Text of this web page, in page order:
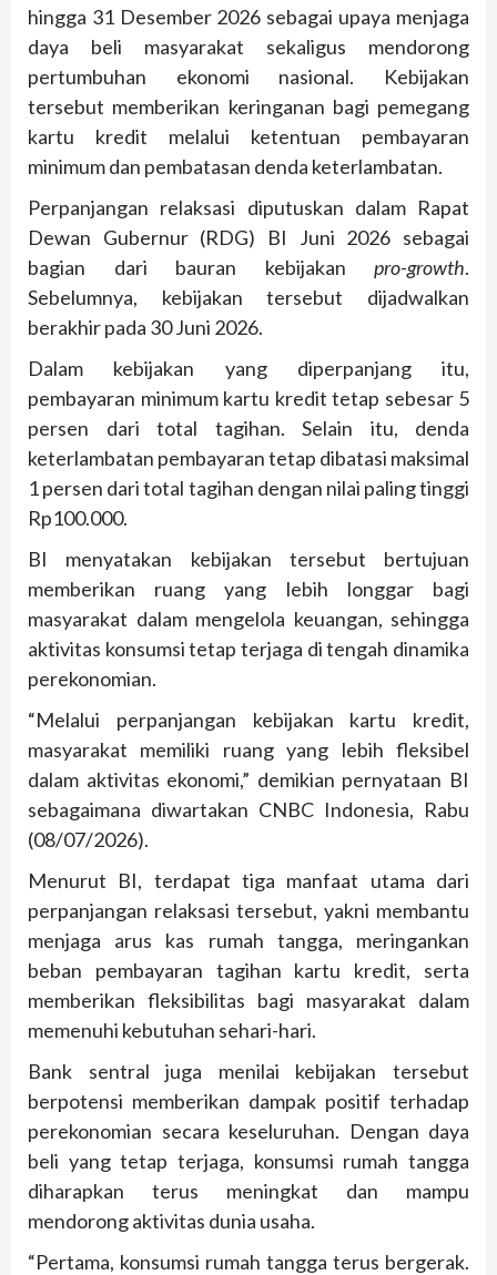
hingga 31 Desember 2026 sebagai upaya menjaga
daya beli masyarakat sekaligus mendorong
pertumbuhan ekonomi nasional. Kebijakan
tersebut memberikan keringanan bagi pemegang
kartu kredit melalui ketentuan pembayaran
minimum dan pembatasan denda keterlambatan.
Perpanjangan relaksasi diputuskan dalam Rapat
Dewan Gubernur (RDG) BI Juni 2026 sebagai
bagian dari bauran kebijakan pro-growth.
Sebelumnya, kebijakan tersebut dijadwalkan
berakhir pada 30 Juni 2026.
Dalam kebijakan yang diperpanjang itu,
pembayaran minimum kartu kredit tetap sebesar 5
persen dari total tagihan. Selain itu, denda
keterlambatan pembayaran tetap dibatasi maksimal
1 persen dari total tagihan dengan nilai paling tinggi
Rp100.000.
BI menyatakan kebijakan tersebut bertujuan
memberikan ruang yang lebih longgar bagi
masyarakat dalam mengelola keuangan, sehingga
aktivitas konsumsi tetap terjaga di tengah dinamika
perekonomian.
“Melalui perpanjangan kebijakan kartu kredit,
masyarakat memiliki ruang yang lebih fleksibel
dalam aktivitas ekonomi,” demikian pernyataan BI
sebagaimana diwartakan CNBC Indonesia, Rabu
(08/07/2026).
Menurut BI, terdapat tiga manfaat utama dari
perpanjangan relaksasi tersebut, yakni membantu
menjaga arus kas rumah tangga, meringankan
beban pembayaran tagihan kartu kredit, serta
memberikan fleksibilitas bagi masyarakat dalam
memenuhi kebutuhan sehari-hari.
Bank sentral juga menilai kebijakan tersebut
berpotensi memberikan dampak positif terhadap
perekonomian secara keseluruhan. Dengan daya
beli yang tetap terjaga, konsumsi rumah tangga
diharapkan terus meningkat dan mampu
mendorong aktivitas dunia usaha.
“Pertama, konsumsi rumah tangga terus bergerak.